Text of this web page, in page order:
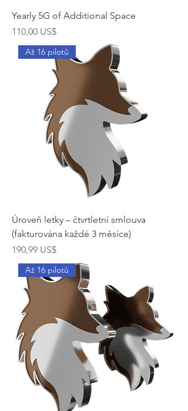
Yearly 5G of Additional Space
Cena
110,00 US$
Až 16 pilotů
Úroveň letky – čtvrtletní smlouva
(fakturována každé 3 měsíce)
Cena
190,99 US$
Až 16 pilotů